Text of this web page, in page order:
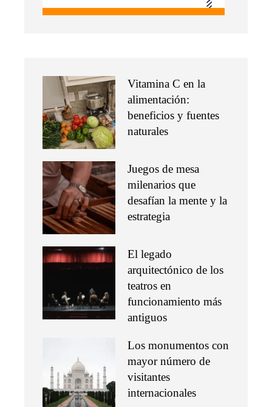
Vitamina C en la
alimentación:
beneficios y fuentes
naturales
Juegos de mesa
milenarios que
desafían la mente y la
estrategia
El legado
arquitectónico de los
teatros en
funcionamiento más
antiguos
Los monumentos con
mayor número de
visitantes
internacionales